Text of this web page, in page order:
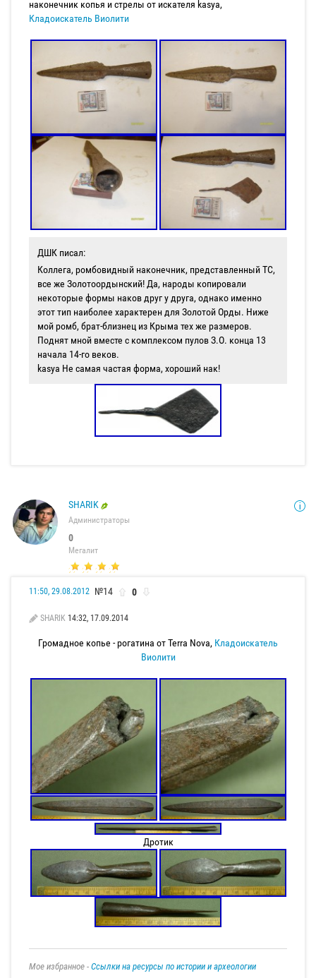
наконечник копья и стрелы от искателя kasya,
Кладоискатель Виолити
ДШК писал:
Коллега, ромбовидный наконечник, представленный ТС,
все же Золотоордынский! Да, народы копировали
некоторые формы наков друг у друга, однако именно
этот тип наиболее характерен для Золотой Орды. Ниже
мой ромб, брат-близнец из Крыма тех же размеров.
Поднят мной вместе с комплексом пулов З.О. конца 13
начала 14-го веков.
kasya Не самая частая форма, хороший нак!
SHARIK
Администраторы
0
Мегалит
11:50, 29.08.2012 №14 0
SHARIK 14:32, 17.09.2014
Громадное копье - рогатина от Terra Nova, Кладоискатель
Виолити
Дротик
Мое избранное - Ссылки на ресурсы по истории и археологии